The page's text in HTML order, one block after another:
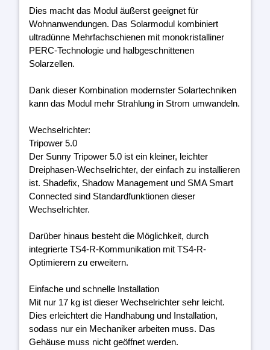
Dies macht das Modul äußerst geeignet für
Wohnanwendungen. Das Solarmodul kombiniert
ultradünne Mehrfachschienen mit monokristalliner
PERC-Technologie und halbgeschnittenen
Solarzellen.
Dank dieser Kombination modernster Solartechniken
kann das Modul mehr Strahlung in Strom umwandeln.
Wechselrichter:
Tripower 5.0
Der Sunny Tripower 5.0 ist ein kleiner, leichter
Dreiphasen-Wechselrichter, der einfach zu installieren
ist. Shadefix, Shadow Management und SMA Smart
Connected sind Standardfunktionen dieser
Wechselrichter.
Darüber hinaus besteht die Möglichkeit, durch
integrierte TS4-R-Kommunikation mit TS4-R-
Optimierern zu erweitern.
Einfache und schnelle Installation
Mit nur 17 kg ist dieser Wechselrichter sehr leicht.
Dies erleichtert die Handhabung und Installation,
sodass nur ein Mechaniker arbeiten muss. Das
Gehäuse muss nicht geöffnet werden.